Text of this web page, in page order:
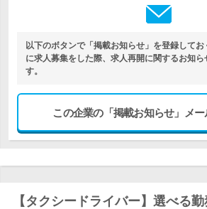
以下のボタンで「掲載お知らせ」を登録して
に求人募集をした際、求人再開に関するお知ら
す。
この企業の「掲載お知らせ」メ
【タクシードライバー】選べる